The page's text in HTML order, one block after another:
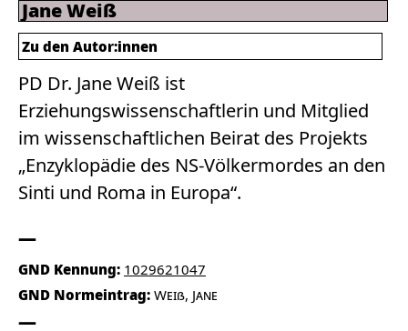
Jane Weiß
PD Dr. Jane Weiß ist
Erziehungswissenschaftlerin und Mitglied
im wissenschaftlichen Beirat des Projekts
„Enzyklopädie des NS-Völkermordes an den
Sinti und Roma in Europa“.
GND Kennung: 1029621047
GND Normeintrag: Weiß, Jane
Zu den Autor:innen